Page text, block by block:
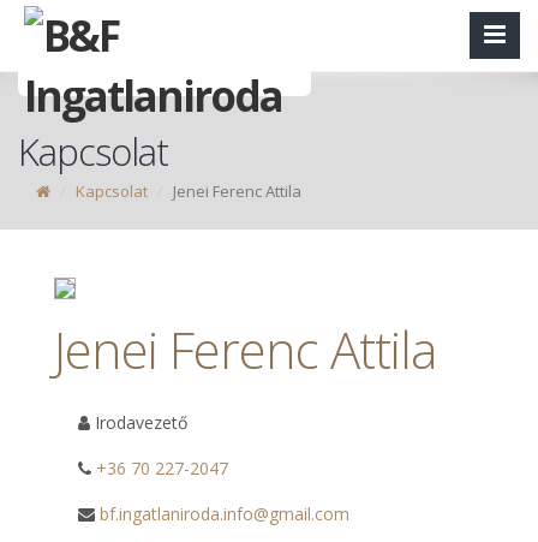
Kapcsolat
Kapcsolat Jenei Ferenc Attila
Jenei Ferenc Attila
Irodavezető
+36 70 227-2047
bf.ingatlaniroda.info@gmail.com